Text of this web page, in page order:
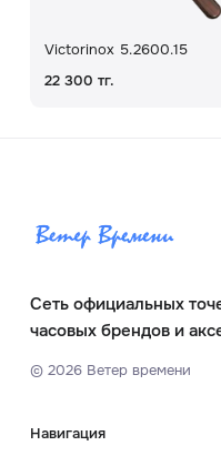
Victorinox 5.2600.15
22 300 тг.
Сеть официальных
часовых брендов и
© 2026Ветер времени
Навигация